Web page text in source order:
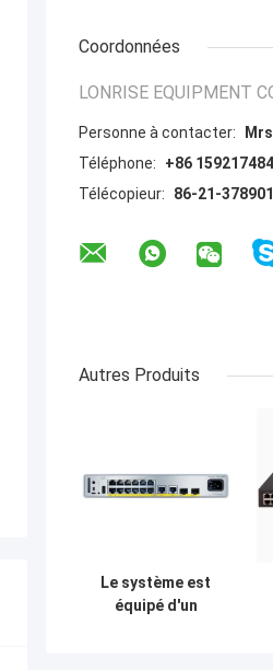
Coordonnées
LONRISE EQUIPMENT
Personne à contacter:
Téléphone:
+86
Télécopieur:
86-21-
Autres Produits
Le système est
équipé d'un